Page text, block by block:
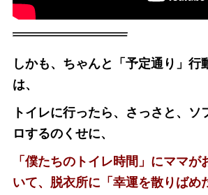
しかも、ちゃんと「予定通り」行
は、
トイレに行ったら、さっさと、ソ
ロするのくせに、
「僕たちのトイレ時間」にママが
いて、 脱衣所に「幸運を散りばめ